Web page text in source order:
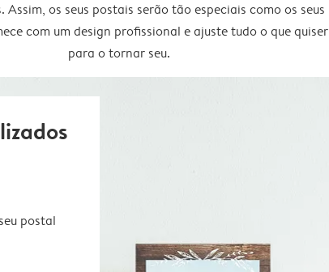
Assim, os seus postais serão tão especiais como os seus
com um design profissional e ajuste tudo o que quiser
para o tornar seu.
postal